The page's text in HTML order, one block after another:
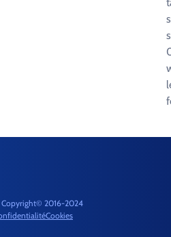
Copyright© 2016-2024
Cookies